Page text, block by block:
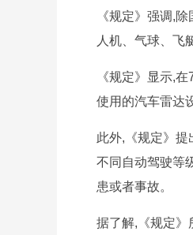
《规定》强调,
人机、气球、飞
《规定》显示,
使用的汽车雷达
此外,《规定》
不同自动驾驶等
患或者事故。
据了解,《规定》